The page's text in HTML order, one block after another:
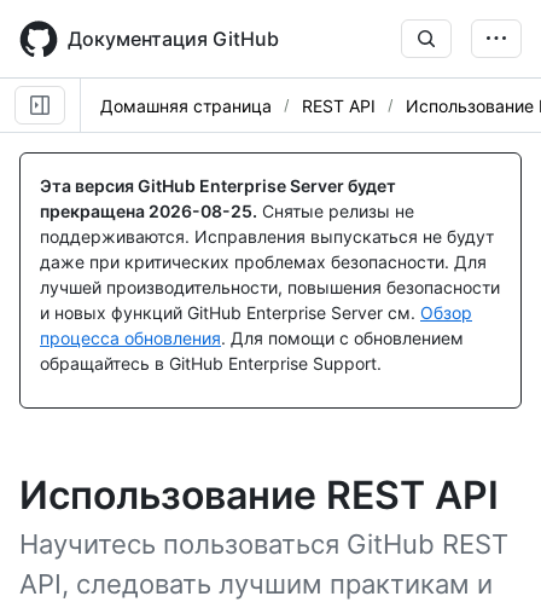
main
content
Документация GitHub
Домашняя страница REST API Использование
Эта версия GitHub Enterprise Server будет
прекращена 2026-08-25. Снятые релизы не
поддерживаются. Исправления выпускаться не будут
даже при критических проблемах безопасности. Для
лучшей производительности, повышения безопасности
и новых функций GitHub Enterprise Server см. Обзор
процесса обновления. Для помощи с обновлением
обращайтесь в GitHub Enterprise Support.
Использование REST API
Научитесь пользоваться GitHub REST
API, следовать лучшим практикам и